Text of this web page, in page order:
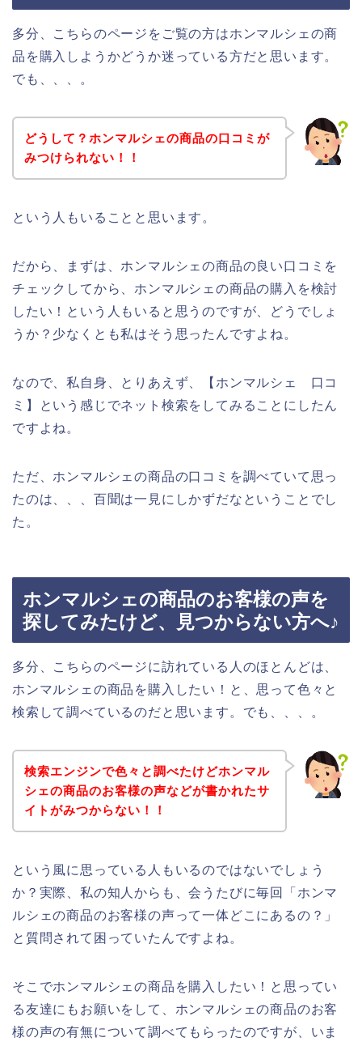
多分、こちらのページをご覧の方はホンマルシェの商
品を購入しようかどうか迷っている方だと思います。
でも、、、。
どうして？ホンマルシェの商品の口コミが
みつけられない！！
という人もいることと思います。
だから、まずは、ホンマルシェの商品の良い口コミを
チェックしてから、ホンマルシェの商品の購入を検討
したい！という人もいると思うのですが、どうでしょ
うか？少なくとも私はそう思ったんですよね。
なので、私自身、とりあえず、【ホンマルシェ 口コ
ミ】という感じでネット検索をしてみることにしたん
ですよね。
ただ、ホンマルシェの商品の口コミを調べていて思っ
たのは、、、百聞は一見にしかずだなということでし
た。
ホンマルシェの商品のお客様の声を
探してみたけど、見つからない方へ♪
多分、こちらのページに訪れている人のほとんどは、
ホンマルシェの商品を購入したい！と、思って色々と
検索して調べているのだと思います。でも、、、。
検索エンジンで色々と調べたけどホンマル
シェの商品のお客様の声などが書かれたサ
イトがみつからない！！
という風に思っている人もいるのではないでしょう
か？実際、私の知人からも、会うたびに毎回「ホンマ
ルシェの商品のお客様の声って一体どこにあるの？」
と質問されて困っていたんですよね。
そこでホンマルシェの商品を購入したい！と思ってい
る友達にもお願いをして、ホンマルシェの商品のお客
様の声の有無について調べてもらったのですが、いま